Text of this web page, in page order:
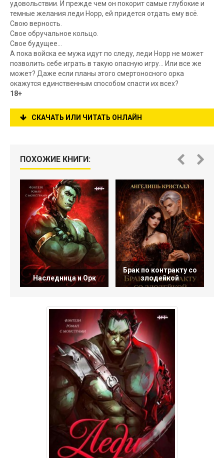
удовольствии. И прежде чем он покорит самые глубокие и
темные желания леди Норр, ей придется отдать ему всё.
Свою верность.
Свое обручальное кольцо.
Свое будущее…
А пока войска ее мужа идут по следу, леди Норр не может
позволить себе играть в такую опасную игру… Или все же
может? Даже если планы этого смертоносного орка
окажутся единственным способом спасти их всех?
18+
СКАЧАТЬ ИЛИ ЧИТАТЬ ОНЛАЙН
ПОХОЖИЕ КНИГИ:
Наследница и Орк
Брак по контракту со
злодейкой